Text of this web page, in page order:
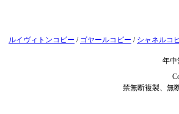
ルイヴィトンコピー / ゴヤールコピー / シャネルコ
年中
禁無断複製、無